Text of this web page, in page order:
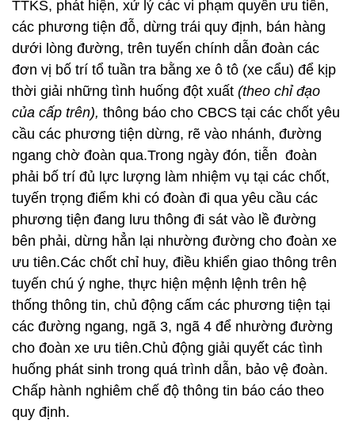
TTKS, phát hiện, xử lý các vi phạm quyền ưu tiên,
các phương tiện đỗ, dừng trái quy định, bán hàng
dưới lòng đường, trên tuyến chính dẫn đoàn các
đơn vị bố trí tổ tuần tra bằng xe ô tô (xe cẩu) để kịp
thời giải những tình huống đột xuất (theo chỉ đạo
của cấp trên), thông báo cho CBCS tại các chốt yêu
cầu các phương tiện dừng, rẽ vào nhánh, đường
ngang chờ đoàn qua.Trong ngày đón, tiễn đoàn
phải bố trí đủ lực lượng làm nhiệm vụ tại các chốt,
tuyến trọng điểm khi có đoàn đi qua yêu cầu các
phương tiện đang lưu thông đi sát vào lề đường
bên phải, dừng hẳn lại nhường đường cho đoàn xe
ưu tiên.Các chốt chỉ huy, điều khiển giao thông trên
tuyến chú ý nghe, thực hiện mệnh lệnh trên hệ
thống thông tin, chủ động cấm các phương tiện tại
các đường ngang, ngã 3, ngã 4 để nhường đường
cho đoàn xe ưu tiên.Chủ động giải quyết các tình
huống phát sinh trong quá trình dẫn, bảo vệ đoàn.
Chấp hành nghiêm chế độ thông tin báo cáo theo
quy định.